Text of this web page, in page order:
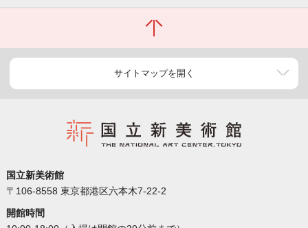
サイトマップを開く
国立新美術館
〒106-8558 東京都港区六本木7-22-2
開館時間